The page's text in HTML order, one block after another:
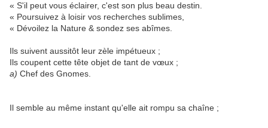
« S'il peut vous éclairer, c'est son plus beau destin.
« Poursuivez à loisir vos recherches sublimes,
« Dévoilez la Nature & sondez ses abîmes.
Ils suivent aussitôt leur zèle impétueux ;
Ils coupent cette tête objet de tant de vœux ;
a) Chef des Gnomes.
Il semble au même instant qu'elle ait rompu sa chaîne ;